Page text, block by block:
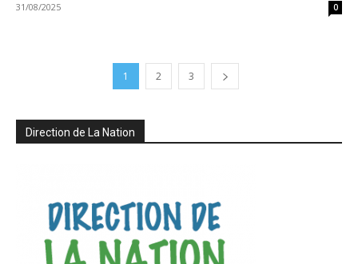
31/08/2025 0
1 2 3
Direction de La Nation